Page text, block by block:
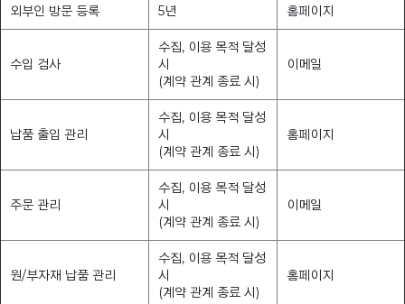
외부인 방문 등록 5년 홈페이지
수입 검사
수집, 이용 목적 달성
시
(계약 관계 종료 시)
이메일
납품 출입 관리
수집, 이용 목적 달성
시
(계약 관계 종료 시)
홈페이지
주문 관리
수집, 이용 목적 달성
시
(계약 관계 종료 시)
이메일
원/부자재 납품 관리
수집, 이용 목적 달성
시
(계약 관계 종료 시)
홈페이지